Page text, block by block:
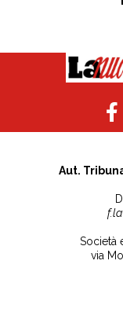
Aut.
Società
via